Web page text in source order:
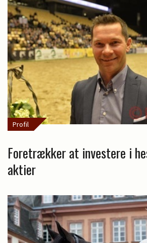
Profil
Foretrækker at investere i
aktier